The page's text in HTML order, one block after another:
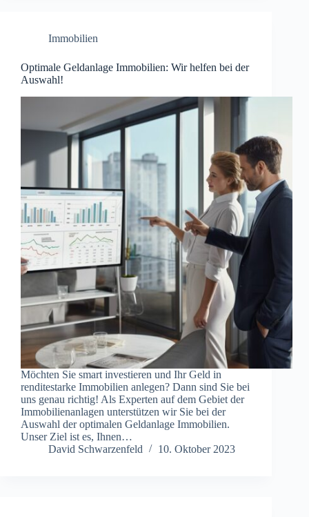
Immobilien
Optimale Geldanlage Immobilien: Wir helfen bei der
Auswahl!
Möchten Sie smart investieren und Ihr Geld in
renditestarke Immobilien anlegen? Dann sind Sie bei
uns genau richtig! Als Experten auf dem Gebiet der
Immobilienanlagen unterstützen wir Sie bei der
Auswahl der optimalen Geldanlage Immobilien.
Unser Ziel ist es, Ihnen…
David Schwarzenfeld
10. Oktober 2023